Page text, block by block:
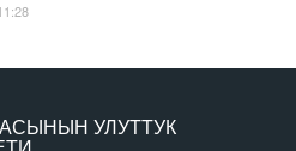
УЛУТТУК